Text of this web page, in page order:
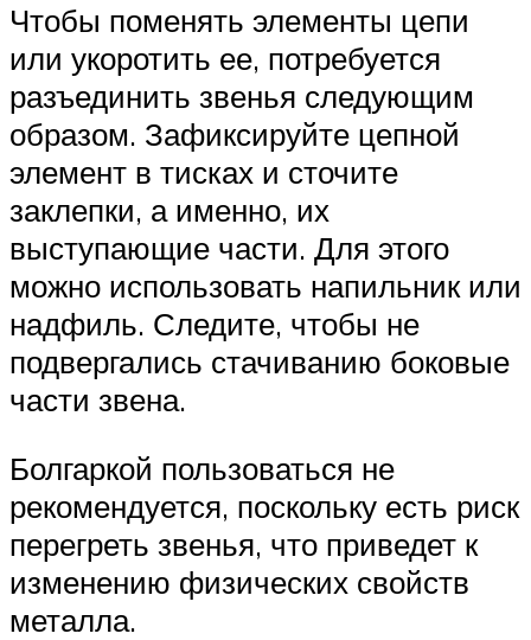
Чтобы поменять элементы цепи
или укоротить ее, потребуется
разъединить звенья следующим
образом. Зафиксируйте цепной
элемент в тисках и сточите
заклепки, а именно, их
выступающие части. Для этого
можно использовать напильник или
надфиль. Следите, чтобы не
подвергались стачиванию боковые
части звена.
Болгаркой пользоваться не
рекомендуется, поскольку есть риск
перегреть звенья, что приведет к
изменению физических свойств
металла.